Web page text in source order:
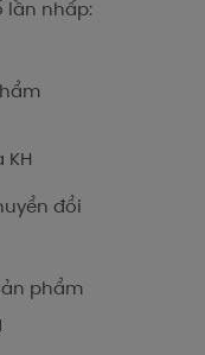
lần nhấp:
đổi
phẩm